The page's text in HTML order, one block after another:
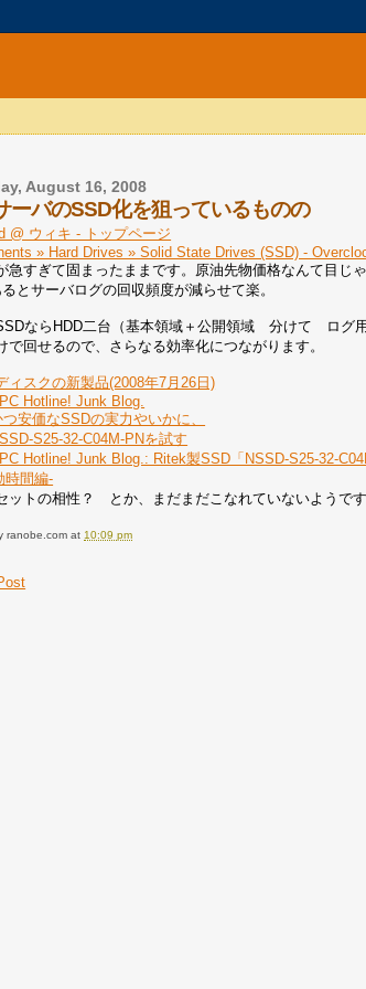
August 16, 2008
ーバのSSD化を狙っているものの
@ ウィキ - トップページ
» Hard Drives » Solid State Drives (SSD) -
急すぎて固まったままです。原油先物価格なんて目じ
とサーバログの回収頻度が減らせて楽。
ならHDD二台（基本領域＋公開領域 分けて ログ
で回せるので、さらなる効率化につながります。
ィスクの新製品(2008年7月26日)
Hotline! Junk Blog.
安価なSSDの実力やいかに、
S25-32-C04M-PNを試す
Hotline! Junk Blog.: Ritek製SSD「NSSD-S25-32-
時間編-
ットの相性？ とか、まだまだこなれていないようで
ranobe.com at 10:09 pm